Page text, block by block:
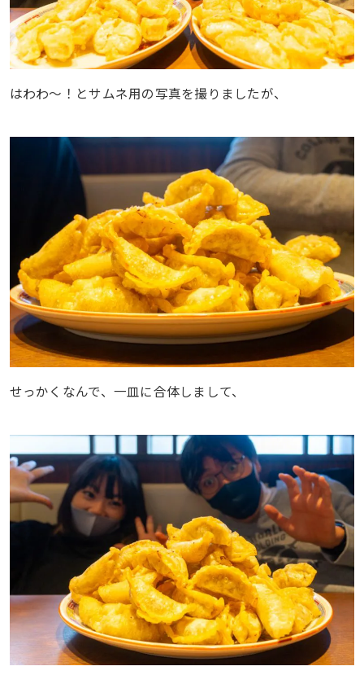
はわわ〜！とサムネ用の写真を撮りましたが、
せっかくなんで、一皿に合体しまして、